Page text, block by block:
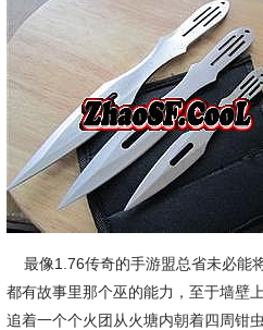
最像1.76传奇的手游盟总省未必能
都有故事里那个巫的能力，至于墙壁
追着一个个火团从火塘内朝着四周钳